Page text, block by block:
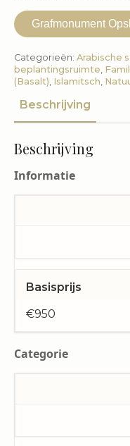
Grafmonument
Categorieën: Arabische
beplantingsruimte,
(Basalt), Islamitsch,
Beschrijving
Beschrijving
Informatie
Basisprijs
€950
Categorie